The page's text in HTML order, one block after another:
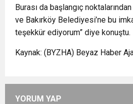
Burası da başlangıç
ve Bakırköy Belediyesi’ne bu
teşekkür ediyorum” diye konuştu.
Kaynak: (BYZHA) Beyaz Haber
YORUM YAP